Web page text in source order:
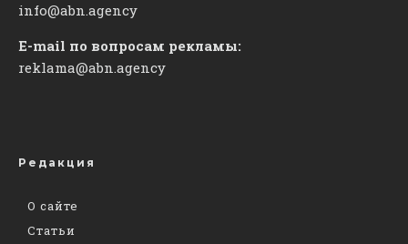
info@abn.agency
E-mail по вопросам рекламы:
reklama@abn.agency
Редакция
О сайте
Статьи